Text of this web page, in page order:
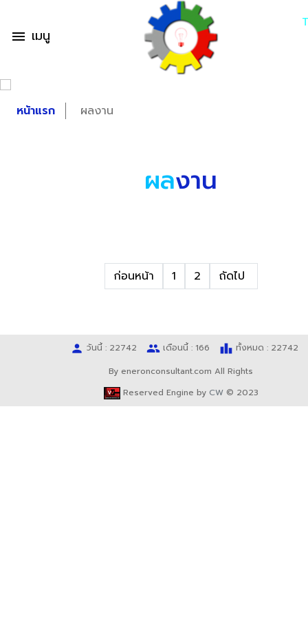
menu เมนู
หน้าแรก ผลงาน
ผลงาน
ก่อนหน้า 1 2 ถัดไป
person วันนี้ : 22742 people เดือนนี้ : 166 leaderboard ทั้งหมด : 22742
By eneronconsultant.com All Rights
Reserved Engine by CW © 2023